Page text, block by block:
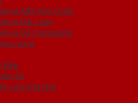
ABS Hàn Quốc
Đài Loan
Gỗ Composite
nhựa
Bếp
Áo
cửa nhà tắm